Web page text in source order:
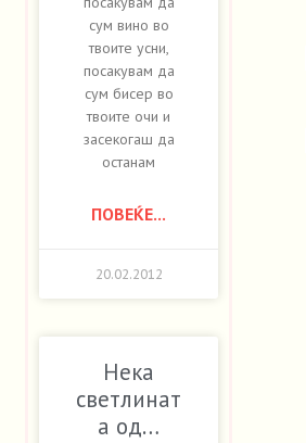
сум вино во
твоите усни,
посакувам да
сум бисер во
твоите очи и
засекогаш да
останам
ПОВЕЌЕ...
20.02.2012
Нека
светлинат
а од…